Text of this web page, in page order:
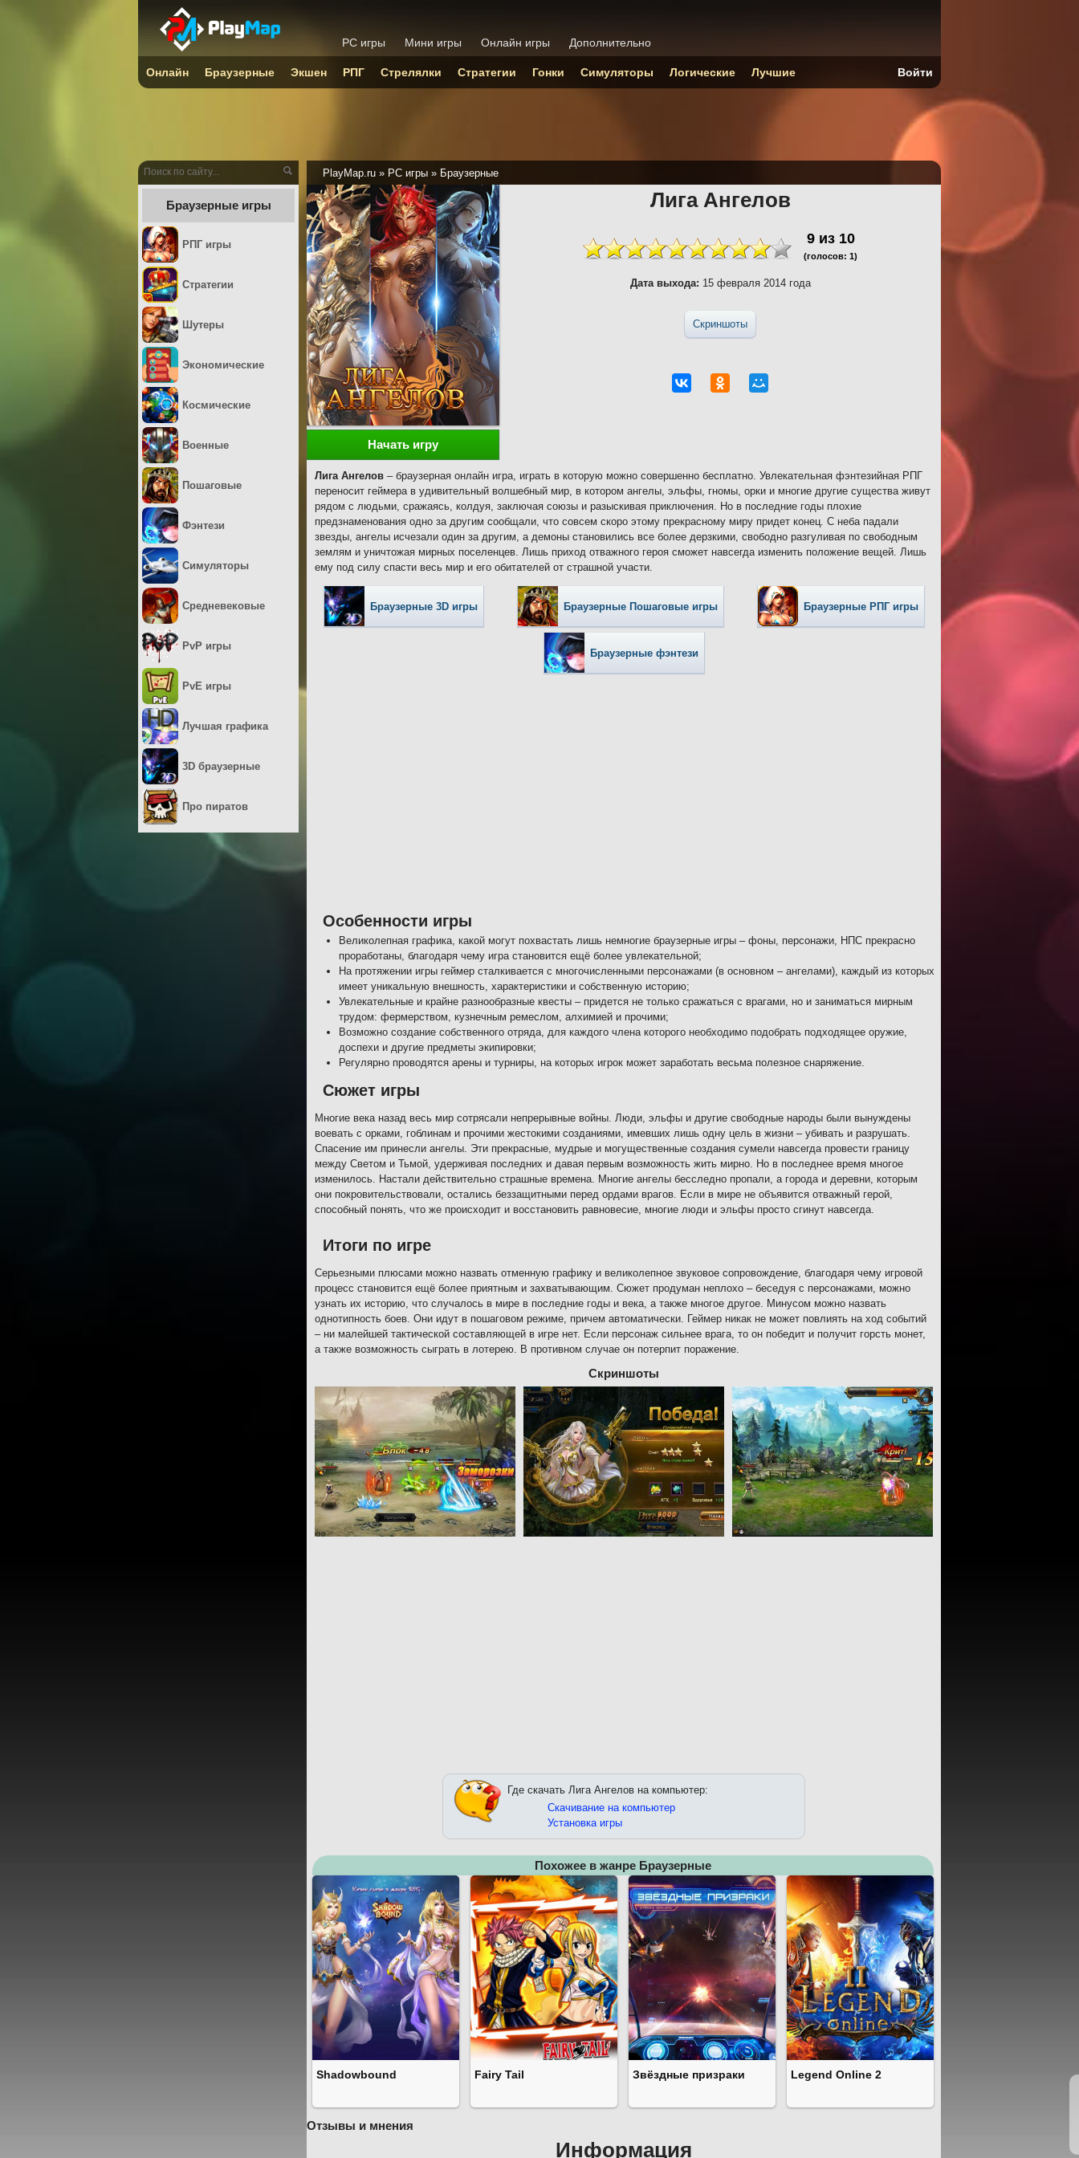
PlayMap.ru » PC игры » Браузерные
Лига Ангелов
9из 10
(голосов: 1)
Дата выхода: 15 февраля 2014 года
Скриншоты
Начать игру
Лига Ангелов – браузерная онлайн игра, играть в которую можно совершенно бесплатно. Увлекательная фэнтезийная РПГ
переносит геймера в удивительный волшебный мир, в котором ангелы, эльфы, гномы, орки и многие другие существа живут
рядом с людьми, сражаясь, колдуя, заключая союзы и разыскивая приключения. Но в последние годы плохие
предзнаменования одно за другим сообщали, что совсем скоро этому прекрасному миру придет конец. С неба падали
звезды, ангелы исчезали один за другим, а демоны становились все более дерзкими, свободно разгуливая по свободным
землям и уничтожая мирных поселенцев. Лишь приход отважного героя сможет навсегда изменить положение вещей. Лишь
ему под силу спасти весь мир и его обитателей от страшной участи.
Браузерные 3D игры Браузерные Пошаговые игры Браузерные РПГ игры
Браузерные фэнтези
Особенности игры
Великолепная графика, какой могут похвастать лишь немногие браузерные игры – фоны, персонажи, НПС прекрасно
проработаны, благодаря чему игра становится ещё более увлекательной;
На протяжении игры геймер сталкивается с многочисленными персонажами (в основном – ангелами), каждый из которых
имеет уникальную внешность, характеристики и собственную историю;
Увлекательные и крайне разнообразные квесты – придется не только сражаться с врагами, но и заниматься мирным
трудом: фермерством, кузнечным ремеслом, алхимией и прочими;
Возможно создание собственного отряда, для каждого члена которого необходимо подобрать подходящее оружие,
доспехи и другие предметы экипировки;
Регулярно проводятся арены и турниры, на которых игрок может заработать весьма полезное снаряжение.
Сюжет игры
Многие века назад весь мир сотрясали непрерывные войны. Люди, эльфы и другие свободные народы были вынуждены
воевать с орками, гоблинам и прочими жестокими созданиями, имевших лишь одну цель в жизни – убивать и разрушать.
Спасение им принесли ангелы. Эти прекрасные, мудрые и могущественные создания сумели навсегда провести границу
между Светом и Тьмой, удерживая последних и давая первым возможность жить мирно. Но в последнее время многое
изменилось. Настали действительно страшные времена. Многие ангелы бесследно пропали, а города и деревни, которым
они покровительствовали, остались беззащитными перед ордами врагов. Если в мире не объявится отважный герой,
способный понять, что же происходит и восстановить равновесие, многие люди и эльфы просто сгинут навсегда.
Итоги по игре
Серьезными плюсами можно назвать отменную графику и великолепное звуковое сопровождение, благодаря чему игровой
процесс становится ещё более приятным и захватывающим. Сюжет продуман неплохо – беседуя с персонажами, можно
узнать их историю, что случалось в мире в последние годы и века, а также многое другое. Минусом можно назвать
однотипность боев. Они идут в пошаговом режиме, причем автоматически. Геймер никак не может повлиять на ход событий
– ни малейшей тактической составляющей в игре нет. Если персонаж сильнее врага, то он победит и получит горсть монет,
а также возможность сыграть в лотерею. В противном случае он потерпит поражение.
Скриншоты
Где скачать Лига Ангелов на компьютер:
Скачивание на компьютер
Установка игры
Похожее в жанре Браузерные
Shadowbound Fairy Tail Звёздные призраки Legend Online 2
Отзывы и мнения
Информация
Браузерные игры
РПГ игры
Стратегии
Шутеры
Экономические
Космические
Военные
Пошаговые
Фэнтези
Симуляторы
Средневековые
PvP игры
PvE игры
Лучшая графика
3D браузерные
Про пиратов
PC игры Мини игры Онлайн игры Дополнительно
Онлайн Браузерные Экшен РПГ Стрелялки Стратегии Гонки Симуляторы Логические Лучшие Войти